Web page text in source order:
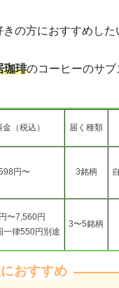
の方におすすめした
珈琲のコーヒーのサブ
金（税込） 届く種類
円〜 3銘柄
〜7,560円
律550円別途
3〜5銘柄
おすすめ